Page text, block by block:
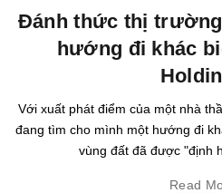
Đánh thức thị
hướng đi khác
Với xuất phát điểm của một nhà
đang tìm cho mình một hướng đi
vùng đất đã được "định
Read